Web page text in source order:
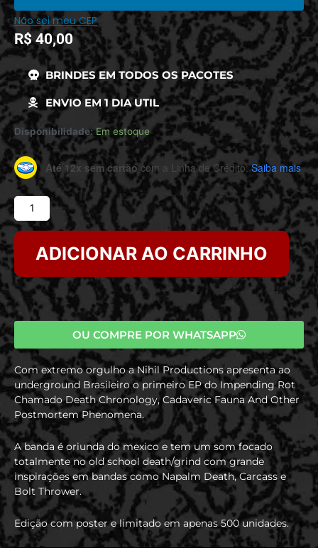
Não sei meu CEP
R$40,00
BRINDES EM TODOS OS PACOTES
ENVIO EM 1 DIA UTIL
Disponibilidade: Em estoque
Até 12x sem cartãocom a Linha de Crédito. Saiba mais
ADICIONAR AO CARRINHO
OU COMPRE POR WHATSAPP
Com extremo orgulho a Nihil Productions apresenta ao
underground Brasileiro o primeiro EP do Impending Rot
Chamado Death Chronology, Cadaveric Fauna And Other
Postmortem Phenomena.
A banda é oriunda do mexico e tem um som focado
totalmente no old school death/grind com grande
inspirações em bandas como Napalm Death, Carcass e
Bolt Thrower.
Edição com poster e limitado em apenas 500 unidades.